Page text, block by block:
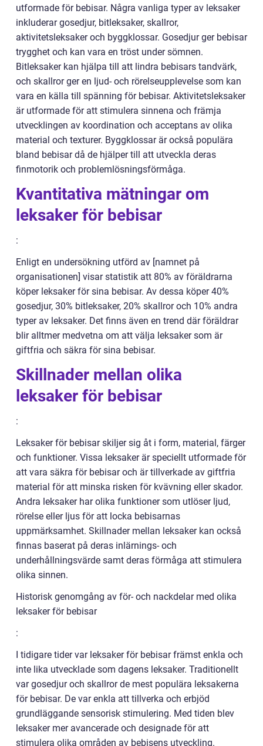
utformade för bebisar. Några vanliga typer av leksaker
inkluderar gosedjur, bitleksaker, skallror,
aktivitetsleksaker och byggklossar. Gosedjur ger bebisar
trygghet och kan vara en tröst under sömnen.
Bitleksaker kan hjälpa till att lindra bebisars tandvärk,
och skallror ger en ljud- och rörelseupplevelse som kan
vara en källa till spänning för bebisar. Aktivitetsleksaker
är utformade för att stimulera sinnena och främja
utvecklingen av koordination och acceptans av olika
material och texturer. Byggklossar är också populära
bland bebisar då de hjälper till att utveckla deras
finmotorik och problemlösningsförmåga.
Kvantitativa mätningar om
leksaker för bebisar
:
Enligt en undersökning utförd av [namnet på
organisationen] visar statistik att 80% av föräldrarna
köper leksaker för sina bebisar. Av dessa köper 40%
gosedjur, 30% bitleksaker, 20% skallror och 10% andra
typer av leksaker. Det finns även en trend där föräldrar
blir alltmer medvetna om att välja leksaker som är
giftfria och säkra för sina bebisar.
Skillnader mellan olika
leksaker för bebisar
:
Leksaker för bebisar skiljer sig åt i form, material, färger
och funktioner. Vissa leksaker är speciellt utformade för
att vara säkra för bebisar och är tillverkade av giftfria
material för att minska risken för kvävning eller skador.
Andra leksaker har olika funktioner som utlöser ljud,
rörelse eller ljus för att locka bebisarnas
uppmärksamhet. Skillnader mellan leksaker kan också
finnas baserat på deras inlärnings- och
underhållningsvärde samt deras förmåga att stimulera
olika sinnen.
Historisk genomgång av för- och nackdelar med olika
leksaker för bebisar
:
I tidigare tider var leksaker för bebisar främst enkla och
inte lika utvecklade som dagens leksaker. Traditionellt
var gosedjur och skallror de mest populära leksakerna
för bebisar. De var enkla att tillverka och erbjöd
grundläggande sensorisk stimulering. Med tiden blev
leksaker mer avancerade och designade för att
stimulera olika områden av bebisens utveckling.